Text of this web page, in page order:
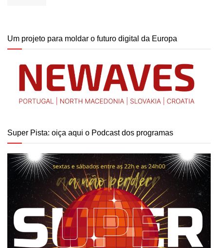
Um projeto para moldar o futuro digital da Europa
Super Pista: oiça aqui o Podcast dos programas